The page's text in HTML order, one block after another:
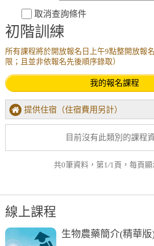
取消查詢條件
初階訓練
所有課程將於開放報名日上午9點整開放報
限；且並非依報名先後順序錄取）
我的報名課程
提供住宿（住宿費用另計）
目前沒有此類別的課程
共0筆資料，第1/1頁，每頁顯
線上課程
生物農藥簡介(精華版